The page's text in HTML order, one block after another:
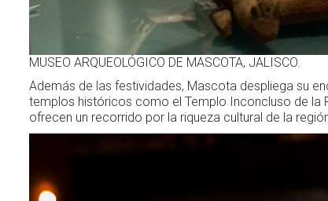
MUSEO ARQUEOLÓGICO DE MASCOTA, JALISCO.
Además de las festividades, Mascota despliega su
templos históricos como el Templo Inconcluso de la
ofrecen un recorrido por la riqueza cultural de la